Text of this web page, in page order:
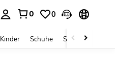
0 0
Kinder Schuhe Schmuck &